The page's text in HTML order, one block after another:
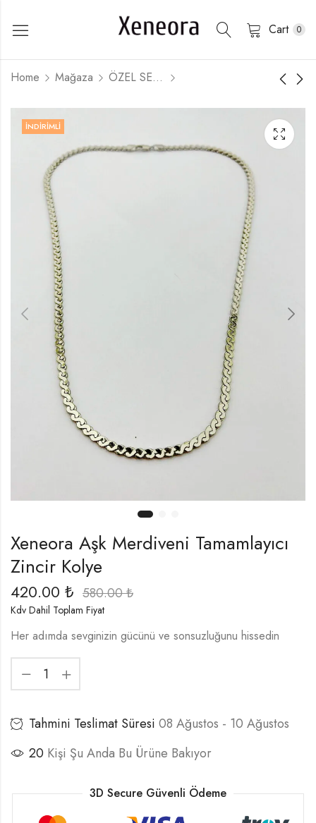
Cart 0
Home Mağaza ÖZEL SERİLER
İNDIRIMLI
Xeneora Aşk Merdiveni Tamamlayıcı
Zincir Kolye
420.00 ₺ 580.00₺
Kdv Dahil Toplam Fiyat
Her adımda sevginizin gücünü ve sonsuzluğunu hissedin
Tahmini Teslimat Süresi 08 Ağustos - 10 Ağustos
20 Kişi Şu Anda Bu Ürüne Bakıyor
3D Secure Güvenli Ödeme